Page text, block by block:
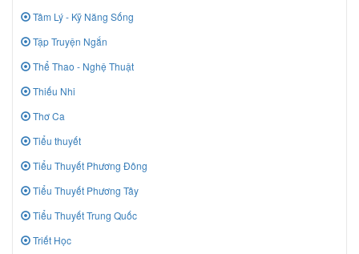
Tâm Lý - Kỹ Năng Sống
Tập Truyện Ngắn
Thể Thao - Nghệ Thuật
Thiếu Nhi
Thơ Ca
Tiểu thuyết
Tiểu Thuyết Phương Đông
Tiểu Thuyết Phương Tây
Tiểu Thuyết Trung Quốc
Triết Học